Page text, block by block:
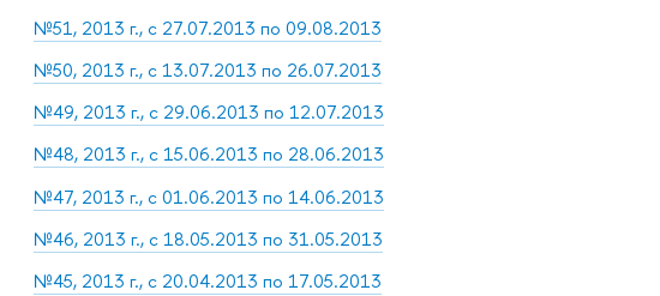
№51, 2013 г., с 27.07.2013 по 09.08.2013
№50, 2013 г., с 13.07.2013 по 26.07.2013
№49, 2013 г., с 29.06.2013 по 12.07.2013
№48, 2013 г., с 15.06.2013 по 28.06.2013
№47, 2013 г., с 01.06.2013 по 14.06.2013
№46, 2013 г., с 18.05.2013 по 31.05.2013
№45, 2013 г., с 20.04.2013 по 17.05.2013